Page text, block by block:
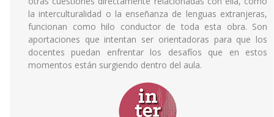
la interculturalidad o la enseñanza de lenguas extranjeras,
funcionan como hilo conductor de toda esta obra. Son
aportaciones que intentan ser orientadoras para que los
docentes puedan enfrentar los desafíos que en estos
momentos están surgiendo dentro del aula.